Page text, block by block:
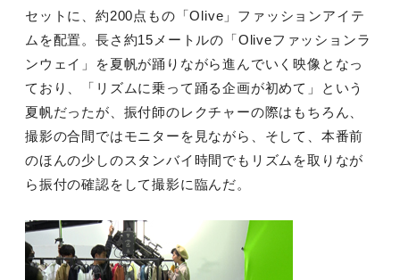
セットに、約200点もの「Olive」ファッションアイテ
ムを配置。長さ約15メートルの「Oliveファッションラ
ンウェイ」を夏帆が踊りながら進んでいく映像となっ
ており、「リズムに乗って踊る企画が初めて」という
夏帆だったが、振付師のレクチャーの際はもちろん、
撮影の合間ではモニターを見ながら、そして、本番前
のほんの少しのスタンバイ時間でもリズムを取りなが
ら振付の確認をして撮影に臨んだ。